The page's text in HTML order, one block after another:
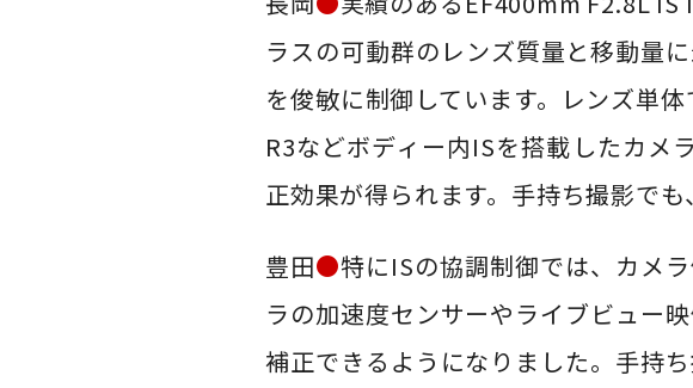
ラスの可動群のレンズ質量と移動量
を俊敏に制御しています。レンズ単
R3などボディー内ISを搭載したカメ
正効果が得られます。手持ち撮影で
豊田●特にISの協調制御では、カメ
ラの加速度センサーやライブビュー
補正できるようになりました。手持